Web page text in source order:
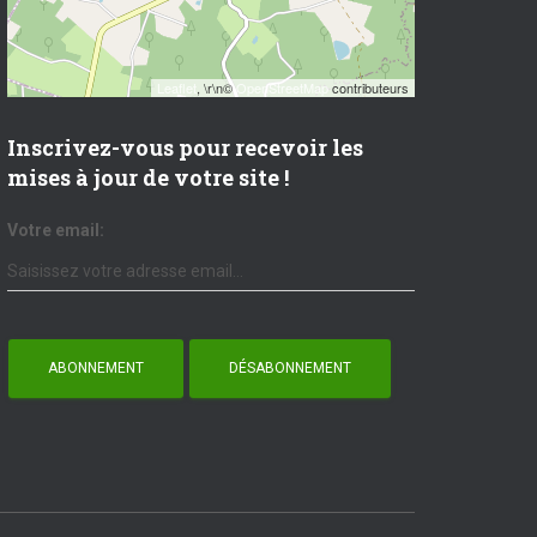
Leaflet, \r\n© OpenStreetMap contributeurs
Inscrivez-vous pour recevoir les
mises à jour de votre site !
Votre email: